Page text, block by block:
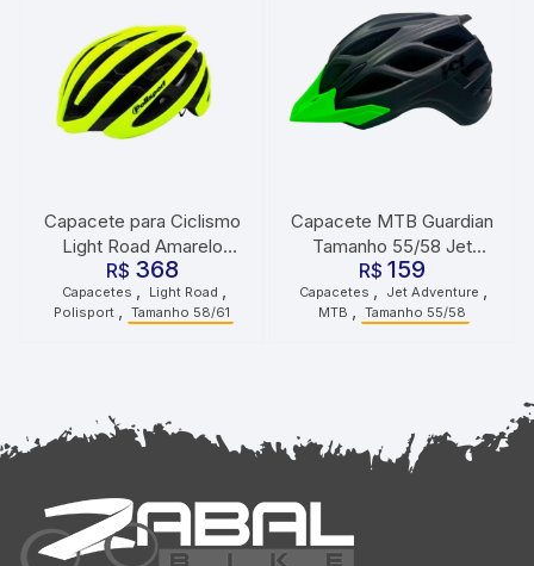
Capacete para Ciclismo
Light Road Amarelo
Fosco Preto Tamanho
58/61 Polisport
R$ 368
Capacetes Light Road
Polisport Tamanho 58/61
Capacete MTB Guardian
Tamanho 55/58 Jet
Adventure Preto Fosco
Verde Neon
R$ 159
Capacetes Jet Adventure
MTB Tamanho 55/58